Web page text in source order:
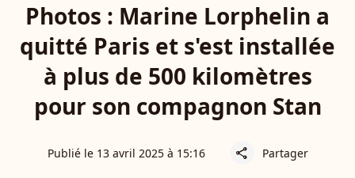
Photos : Marine Lorphelin a
quitté Paris et s'est installée
à plus de 500 kilomètres
pour son compagnon Stan
Publié le 13 avril 2025 à 15:16 share Partager